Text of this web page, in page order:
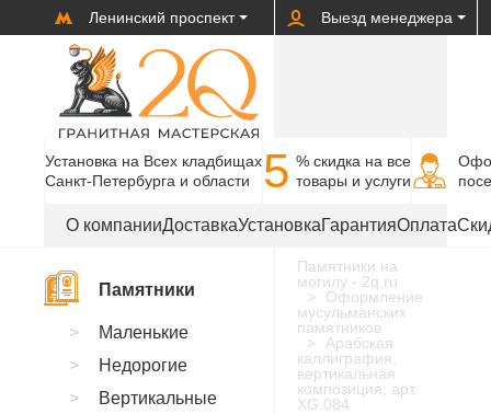
Ленинский проспект Выезд менеджера
Установка на Всех кладбищах
Санкт-Петербурга и области
5 % cкидка на все
товары и услуги
О компанииДоставкаУстановкаГарантияОплата
Памятники на
могилу - 2q.ru
Оформление
мусульманских
памятников
Арабская
каллиграфия,
вертикальная
композиция, арт.
XG.084
Памятники
Маленькие
Недорогие
Вертикальные